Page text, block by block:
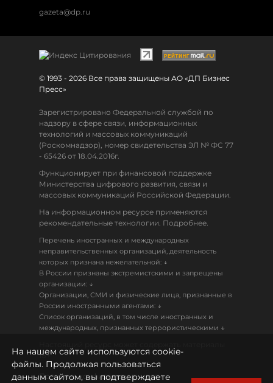
gazeta@dp.ru
© 1993 - 2026 Все права защищены АО «ДП Бизнес
Пресс»
Зарегистрировано Федеральной службой по
надзору в сфере связи, информационных
технологий и массовых коммуникаций
(Роскомнадзор), номер свидетельства ЭЛ № ФС 77
- 65426 от 18.04.2016г.
Функционирует при финансовой поддержке
Министерства цифрового развития, связи и
массовых коммуникаций Российской Федерации.
На информационном ресурсе применяются
рекомендательные технологии. Подробнее.
Перечень иностранных и международных
неправительственных организаций, деятельность
которых признана нежелательной: ↓
В России признаны экстремистскими и запрещены
организации: ↓
Организации, СМИ и физические лица, признанные в
России иностранными агентами: ↓
Список организаций, в том числе иностранных и
международных, признанных террористическими ↓
18+
Политика конфиденциальности
На нашем сайте используются cookie-
файлы. Продолжая пользоваться
данным сайтом, вы подтверждаете